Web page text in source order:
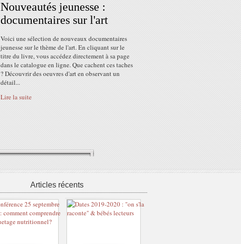
Nouveautés jeunesse :
documentaires sur l'art
Voici une sélection de nouveaux documentaires
jeunesse sur le thème de l'art. En cliquant sur le
titre du livre, vous accédez directement à sa page
dans le catalogue en ligne. Que cachent ces taches
? Découvrir des oeuvres d'art en observant un
détail...
Lire la suite
Articles récents